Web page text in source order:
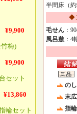
半間床（
◆
毛せん ：
風呂敷 ：4
のし
末広
指